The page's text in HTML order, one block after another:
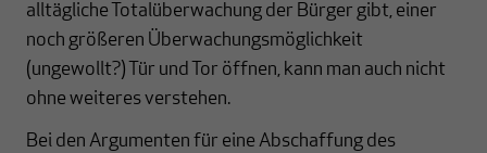
alltägliche Totalüberwachung der Bürger gibt, einer
noch größeren Überwachungsmöglichkeit
(ungewollt?) Tür und Tor öffnen, kann man auch nicht
ohne weiteres verstehen.
Bei den Argumenten für eine Abschaffung des